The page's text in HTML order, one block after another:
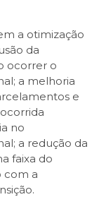
a otimização
da
ocorrer o
a melhoria
e
no
a redução da
faixa do
com a